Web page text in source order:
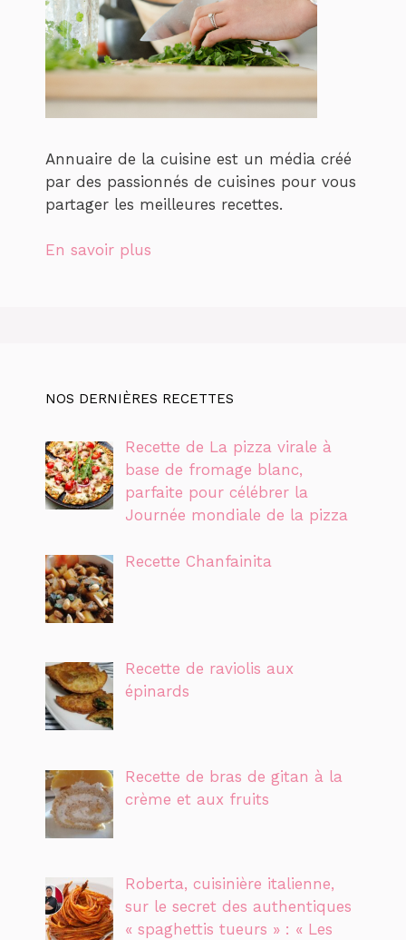
Annuaire de la cuisine est un média créé
par des passionnés de cuisines pour vous
partager les meilleures recettes.
En savoir plus
NOS DERNIÈRES RECETTES
Recette de La pizza virale à
base de fromage blanc,
parfaite pour célébrer la
Journée mondiale de la pizza
Recette Chanfainita
Recette de raviolis aux
épinards
Recette de bras de gitan à la
crème et aux fruits
Roberta, cuisinière italienne,
sur le secret des authentiques
« spaghettis tueurs » : « Les